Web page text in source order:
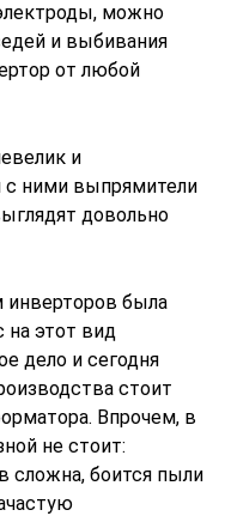
можно
и выбивания
от любой
и
с ними выпрямители
довольно
была
на этот вид
дело и сегодня
стоит
Впрочем, в
не стоит:
сложна, боится пыли